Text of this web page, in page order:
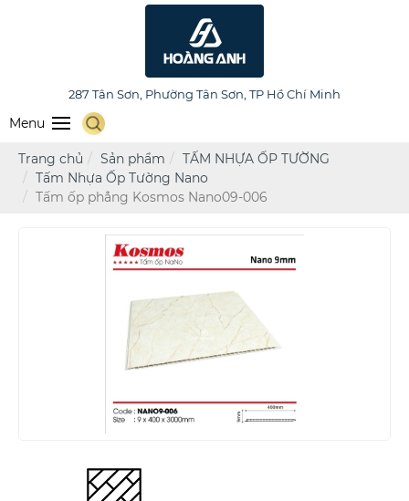
HOÀNG ANH FURNITURE
287 Tân Sơn, Phường Tân Sơn, TP Hồ Chí Minh
Menu
Trang chủ Sản phẩm
TẤM NHỰA ỐP TƯỜNG
Tấm Nhựa Ốp Tường Nano
Tấm ốp phẳng Kosmos Nano09-006